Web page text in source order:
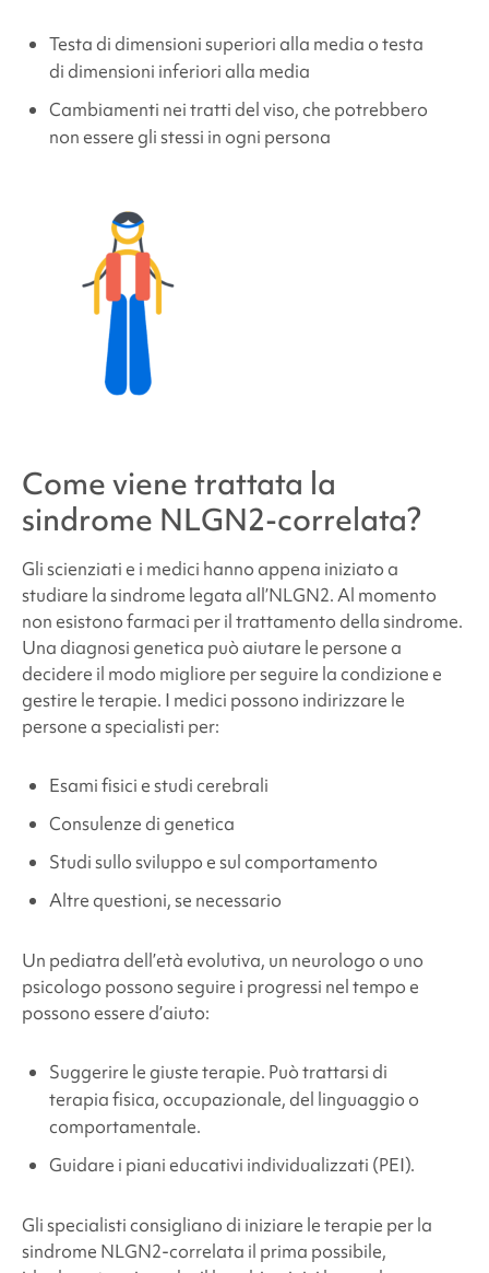
Testa di dimensioni superiori alla media o testa
di dimensioni inferiori alla media
Cambiamenti nei tratti del viso, che potrebbero
non essere gli stessi in ogni persona
Come viene trattata la
sindrome NLGN2-correlata?
Gli scienziati e i medici hanno appena iniziato a
studiare lasindrome legata all’NLGN2. Al momento
non esistono farmaci per il trattamento della sindrome.
Una diagnosi genetica può aiutare le persone a
decidere il modo migliore per seguire la condizione e
gestire le terapie. I medici possono indirizzare le
persone a specialisti per:
Esami fisici e studi cerebrali
Consulenze di genetica
Studi sullo sviluppo e sul comportamento
Altre questioni, se necessario
Un pediatra dell’età evolutiva, un neurologo o uno
psicologo possono seguire i progressi nel tempo e
possono essere d’aiuto:
Suggerire le giuste terapie. Può trattarsi di
terapia fisica, occupazionale, del linguaggio o
comportamentale.
Guidare i piani educativi individualizzati (PEI).
Gli specialisti consigliano di iniziare le terapie per la
sindrome NLGN2-correlata il prima possibile,